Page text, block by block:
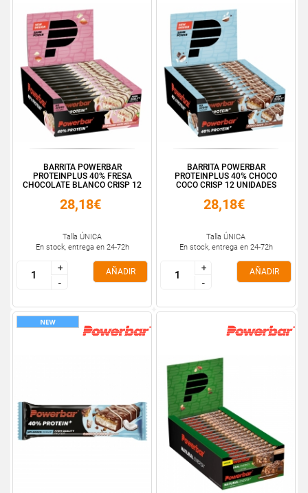
BARRITA POWERBAR
PROTEINPLUS 40% FRESA
CHOCOLATE BLANCO CRISP 12
28,18€
Talla ÚNICA
En stock, entrega en 24-72h
+
-
+
-
AÑADIR
BARRITA POWERBAR
PROTEINPLUS 40% CHOCO
COCO CRISP 12 UNIDADES
28,18€
Talla ÚNICA
En stock, entrega en 24-72h
+
-
+
-
AÑADIR